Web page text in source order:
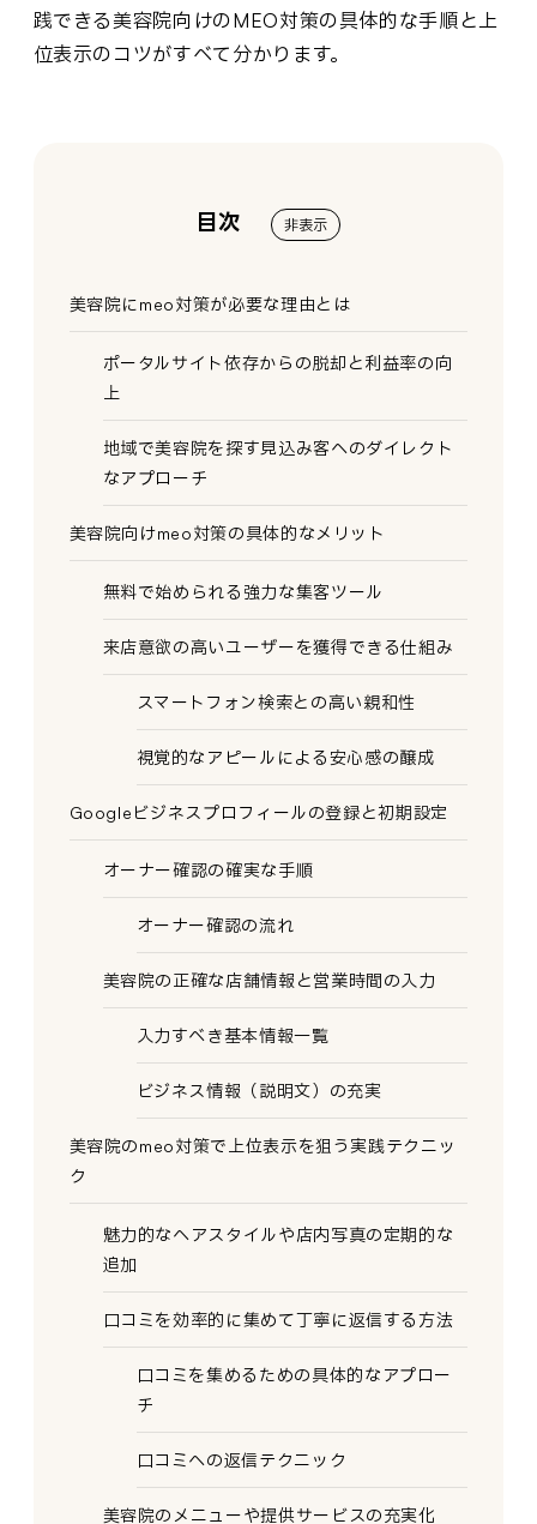
践できる美容院向けのMEO対策の具体的な手順と上
位表示のコツがすべて分かります。
目次 非表示
美容院にmeo対策が必要な理由とは
ポータルサイト依存からの脱却と利益率の向
上
地域で美容院を探す見込み客へのダイレクト
なアプローチ
美容院向けmeo対策の具体的なメリット
無料で始められる強力な集客ツール
来店意欲の高いユーザーを獲得できる仕組み
スマートフォン検索との高い親和性
視覚的なアピールによる安心感の醸成
Googleビジネスプロフィールの登録と初期設定
オーナー確認の確実な手順
オーナー確認の流れ
美容院の正確な店舗情報と営業時間の入力
入力すべき基本情報一覧
ビジネス情報（説明文）の充実
美容院のmeo対策で上位表示を狙う実践テクニッ
ク
魅力的なヘアスタイルや店内写真の定期的な
追加
口コミを効率的に集めて丁寧に返信する方法
口コミを集めるための具体的なアプロー
チ
口コミへの返信テクニック
美容院のメニューや提供サービスの充実化